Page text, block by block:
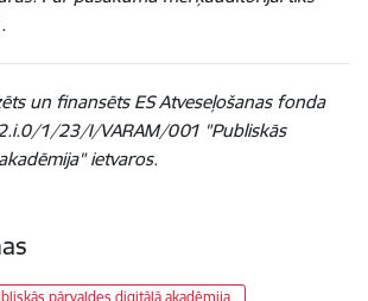
un finansēts ES Atveseļošanas fonda
1/23/I/VARAM/001 "Publiskās
ietvaros.
pārvaldes digitālā akadēmija